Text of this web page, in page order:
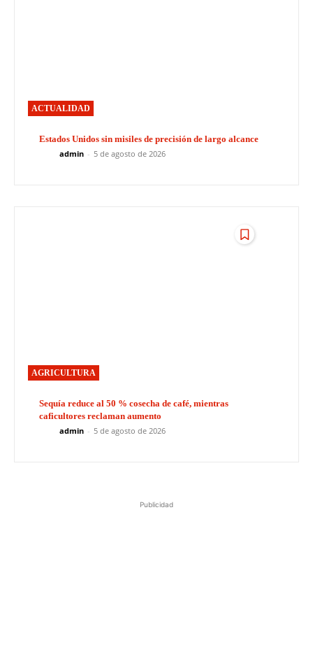
ACTUALIDAD
Estados Unidos sin misiles de precisión de largo alcance
admin - 5 de agosto de 2026
AGRICULTURA
Sequía reduce al 50 % cosecha de café, mientras
caficultores reclaman aumento
admin - 5 de agosto de 2026
Publicidad